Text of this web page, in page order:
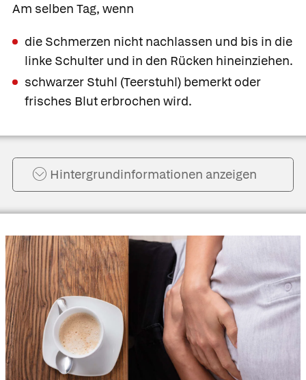
Am selben Tag, wenn
die Schmerzen nicht nachlassen und bis in die
linke Schulter und in den Rücken hineinziehen.
schwarzer Stuhl (Teerstuhl) bemerkt oder
frisches Blut erbrochen wird.
Hintergrund­informationen anzeigen